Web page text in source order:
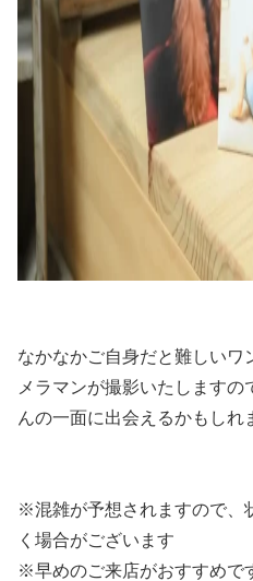
なかなかご自身だと難しいワ
メラマンが撮影いたします
んの一面に出会えるかもしれ
※混雑が予想されますので、
く場合がございます
※早めのご来店がおすすめで